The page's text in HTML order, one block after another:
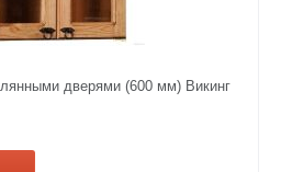
дверями (600 мм) Викинг